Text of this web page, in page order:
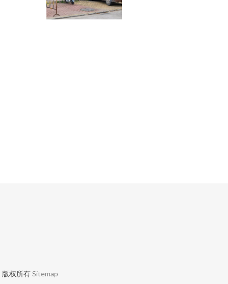
版权所有Sitemap